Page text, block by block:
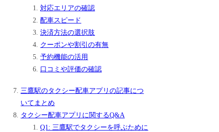
対応エリアの確認
配車スピード
決済方法の選択肢
クーポンや割引の有無
予約機能の活用
口コミや評価の確認
三鷹駅のタクシー配車アプリの記事につ
いてまとめ
タクシー配車アプリに関するQ&A
Q1: 三鷹駅でタクシーを呼ぶために